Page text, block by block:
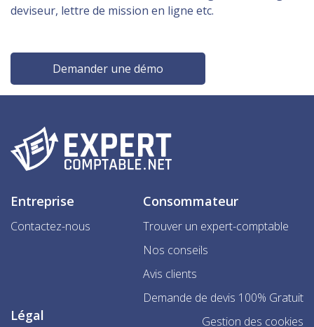
deviseur, lettre de mission en ligne etc.
Demander une démo
Entreprise
Contactez-nous
Consommateur
Trouver un expert-comptable
Nos conseils
Avis clients
Demande de devis 100% Gratuit
Légal Gestion des cookies